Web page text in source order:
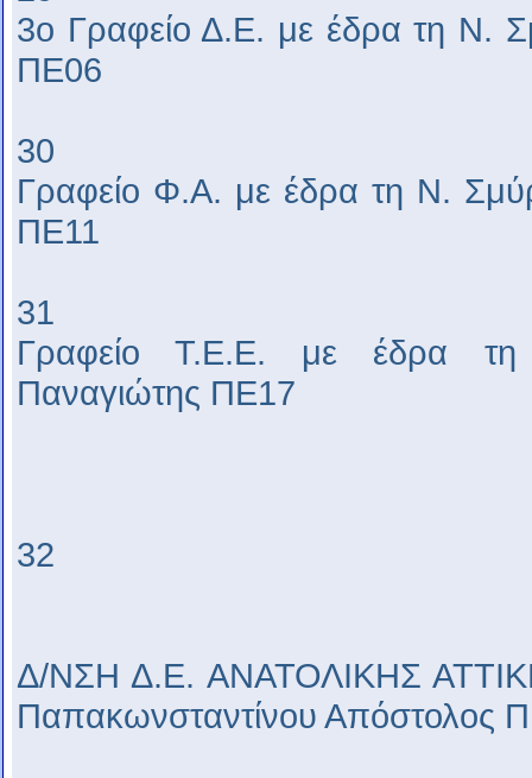
3ο Γραφείο Δ.Ε. με έδρα τη Ν.
ΠΕ06
30
Γραφείο Φ.Α. με έδρα τη Ν.
ΠΕ11
31
Γραφείο Τ.Ε.Ε. με έδρα
Παναγιώτης ΠΕ17
32
Δ/ΝΣΗ Δ.Ε. ΑΝΑΤΟΛΙΚΗΣ
Παπακωνσταντίνου Απόστολος